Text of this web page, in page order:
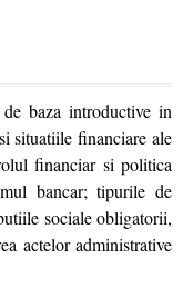
baza introductive in
situatiile financiare ale
financiar si politica
bancar; tipurile de
sociale obligatorii,
actelor administrative